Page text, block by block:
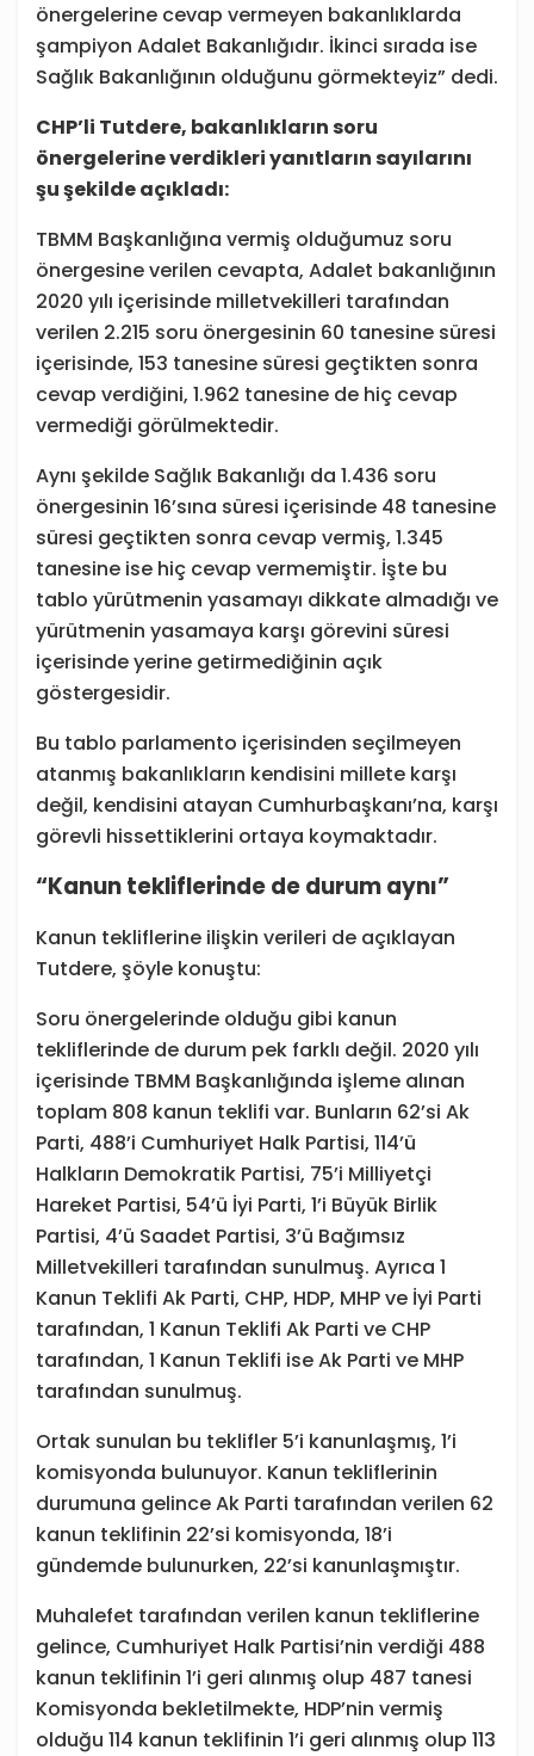
önergelerine cevap vermeyen bakanlıklarda
şampiyon Adalet Bakanlığıdır. İkinci sırada ise
Sağlık Bakanlığının olduğunu görmekteyiz” dedi.
CHP’li Tutdere, bakanlıkların soru
önergelerine verdikleri yanıtların sayılarını
şu şekilde açıkladı:
TBMM Başkanlığına vermiş olduğumuz soru
önergesine verilen cevapta, Adalet bakanlığının
2020 yılı içerisinde milletvekilleri tarafından
verilen 2.215 soru önergesinin 60 tanesine süresi
içerisinde, 153 tanesine süresi geçtikten sonra
cevap verdiğini, 1.962 tanesine de hiç cevap
vermediği görülmektedir.
Aynı şekilde Sağlık Bakanlığı da 1.436 soru
önergesinin 16’sına süresi içerisinde 48 tanesine
süresi geçtikten sonra cevap vermiş, 1.345
tanesine ise hiç cevap vermemiştir. İşte bu
tablo yürütmenin yasamayı dikkate almadığı ve
yürütmenin yasamaya karşı görevini süresi
içerisinde yerine getirmediğinin açık
göstergesidir.
Bu tablo parlamento içerisinden seçilmeyen
atanmış bakanlıkların kendisini millete karşı
değil, kendisini atayan Cumhurbaşkanı’na, karşı
görevli hissettiklerini ortaya koymaktadır.
“Kanun tekliflerinde de durum aynı”
Kanun tekliflerine ilişkin verileri de açıklayan
Tutdere, şöyle konuştu:
Soru önergelerinde olduğu gibi kanun
tekliflerinde de durum pek farklı değil. 2020 yılı
içerisinde TBMM Başkanlığında işleme alınan
toplam 808 kanun teklifi var. Bunların 62’si Ak
Parti, 488’i Cumhuriyet Halk Partisi, 114’ü
Halkların Demokratik Partisi, 75’i Milliyetçi
Hareket Partisi, 54’ü İyi Parti, 1’i Büyük Birlik
Partisi, 4’ü Saadet Partisi, 3’ü Bağımsız
Milletvekilleri tarafından sunulmuş. Ayrıca 1
Kanun Teklifi Ak Parti, CHP, HDP, MHP ve İyi Parti
tarafından, 1 Kanun Teklifi Ak Parti ve CHP
tarafından, 1 Kanun Teklifi ise Ak Parti ve MHP
tarafından sunulmuş.
Ortak sunulan bu teklifler 5’i kanunlaşmış, 1’i
komisyonda bulunuyor. Kanun tekliflerinin
durumuna gelince Ak Parti tarafından verilen 62
kanun teklifinin 22’si komisyonda, 18’i
gündemde bulunurken, 22’si kanunlaşmıştır.
Muhalefet tarafından verilen kanun tekliflerine
gelince, Cumhuriyet Halk Partisi’nin verdiği 488
kanun teklifinin 1’i geri alınmış olup 487 tanesi
Komisyonda bekletilmekte, HDP’nin vermiş
olduğu 114 kanun teklifinin 1’i geri alınmış olup 113